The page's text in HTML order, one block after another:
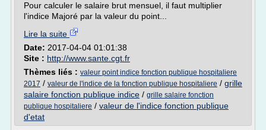
Pour calculer le salaire brut mensuel, il faut multiplier
l'indice Majoré par la valeur du point...
Lire la suite
Date: 2017-04-04 01:01:38
Site : http://www.sante.cgt.fr
Thèmes liés : valeur point indice fonction publique hospitaliere
2017 / valeur de l'indice de la fonction publique hospitaliere / grille
salaire fonction publique indice / grille salaire fonction
publique hospitaliere / valeur de l'indice fonction publique
d'etat